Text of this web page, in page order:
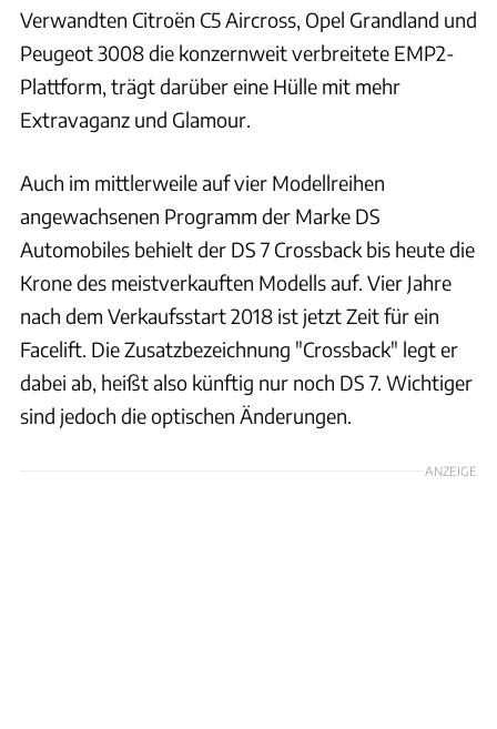
Verwandten Citroën C5 Aircross, Opel Grandland und
Peugeot 3008 die konzernweit verbreitete EMP2-
Plattform, trägt darüber eine Hülle mit mehr
Extravaganz und Glamour.
Auch im mittlerweile auf vier Modellreihen
angewachsenen Programm der Marke DS
Automobiles behielt der DS 7 Crossback bis heute die
Krone des meistverkauften Modells auf. Vier Jahre
nach dem Verkaufsstart 2018 ist jetzt Zeit für ein
Facelift. Die Zusatzbezeichnung "Crossback" legt er
dabei ab, heißt also künftig nur noch DS 7. Wichtiger
sind jedoch die optischen Änderungen.
ANZEIGE